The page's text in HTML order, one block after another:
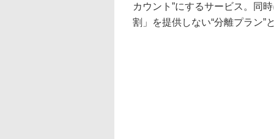
カウント”にするサービス。同
割」を提供しない“分離プラン”